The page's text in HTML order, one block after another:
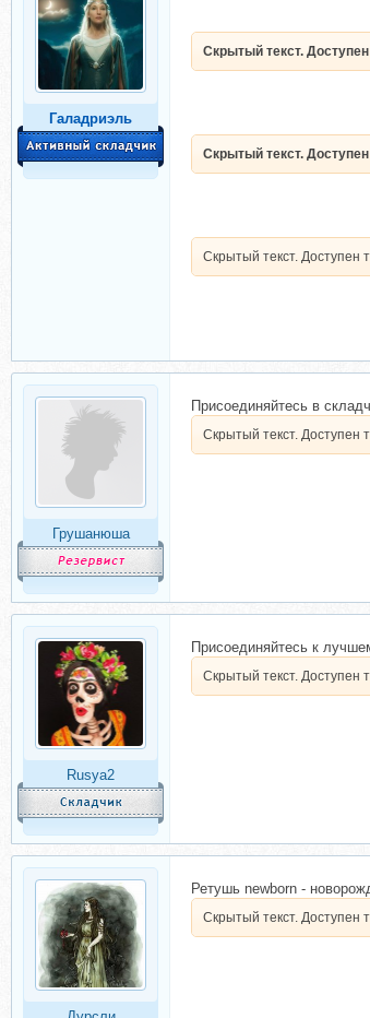
Галадриэль
Скрытый текст.
Скрытый текст.
Скрытый текст. Доступен
Грушанюша
Присоединяйтесь в
Скрытый текст. Доступен
Rusya2
Присоединяйтесь к
Скрытый текст. Доступен
Ретушь newborn -
Скрытый текст. Доступен